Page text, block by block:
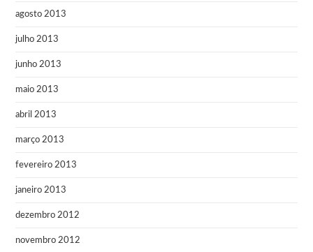
agosto 2013
julho 2013
junho 2013
maio 2013
abril 2013
março 2013
fevereiro 2013
janeiro 2013
dezembro 2012
novembro 2012